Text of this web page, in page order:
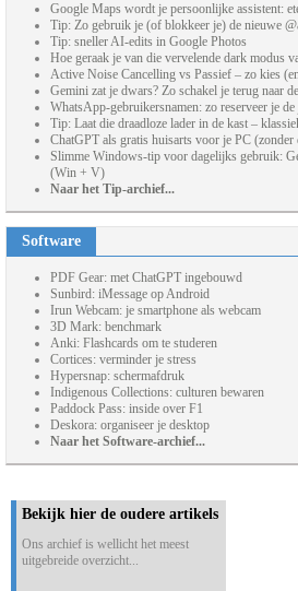
Google Maps wordt je persoonlijke assistent:
Tip: Zo gebruik je (of blokkeer je) de nieuwe
Tip: sneller AI-edits in Google Photos
Hoe geraak je van die vervelende dark modus
Active Noise Cancelling vs Passief – zo kies
Gemini zat je dwars? Zo schakel je terug naar
WhatsApp-gebruikersnamen: zo reserveer je
Tip: Laat die draadloze lader in de kast –
ChatGPT als gratis huisarts voor je PC
Slimme Windows-tip voor dagelijks gebruik:
(Win + V)
Naar het Tip-archief...
Software
PDF Gear: met ChatGPT ingebouwd
Sunbird: iMessage op Android
Irun Webcam: je smartphone als webcam
3D Mark: benchmark
Anki: Flashcards om te studeren
Cortices: verminder je stress
Hypersnap: schermafdruk
Indigenous Collections: culturen bewaren
Paddock Pass: inside over F1
Deskora: organiseer je desktop
Naar het Software-archief...
Bekijk hier de oudere artikels
Ons archief is wellicht het meest
uitgebreide overzicht...